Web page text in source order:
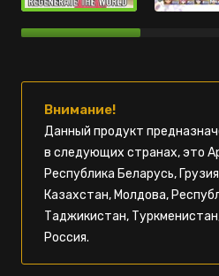
Внимание!
Данный продукт
в следующих странах, это
Республика Беларусь,
Казахстан, Молдова,
Таджикистан,
Россия.